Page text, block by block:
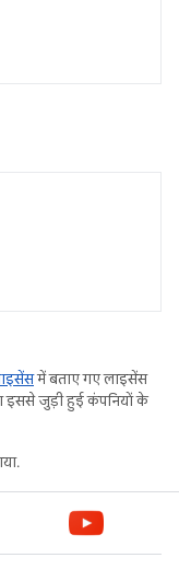
में बताए गए लाइसेंस
इससे जुड़ी हुई कंपनियों के